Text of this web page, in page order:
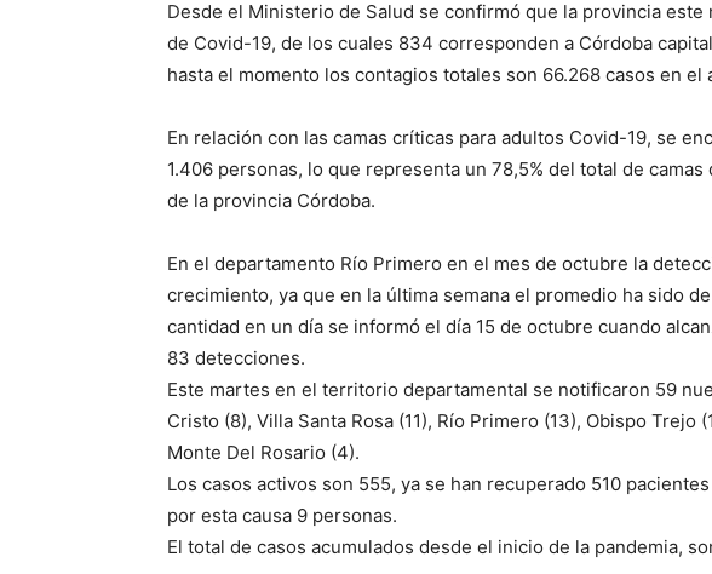
Desde el Ministerio de Salud se confirmó que la provincia este
de Covid-19, de los cuales 834 corresponden a Córdoba
hasta el momento los contagios totales son 66.268 casos en el
En relación con las camas críticas para adultos Covid-19, se
1.406 personas, lo que representa un 78,5% del total de
de la provincia Córdoba.
En el departamento Río Primero en el mes de octubre la
crecimiento, ya que en la última semana el promedio ha sido
cantidad en un día se informó el día 15 de octubre cuando
83 detecciones.
Este martes en el territorio departamental se notificaron 59
Cristo (8), Villa Santa Rosa (11), Río Primero (13), Obispo Trejo
Monte Del Rosario (4).
Los casos activos son 555, ya se han recuperado 510
por esta causa 9 personas.
El total de casos acumulados desde el inicio de la pandemia,